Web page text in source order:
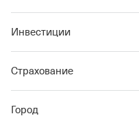
Инвестиции
Страхование
Город